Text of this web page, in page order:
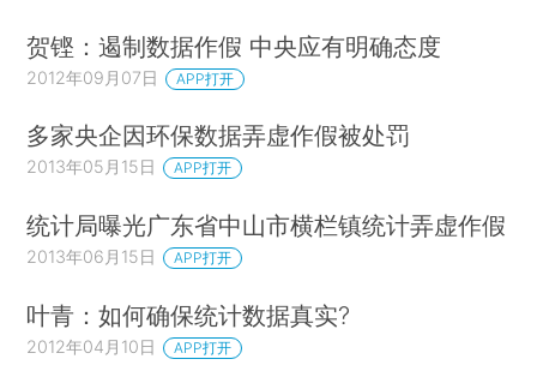
贺铿：遏制数据作假 中央应有明确态度
2012年09月07日 APP打开
多家央企因环保数据弄虚作假被处罚
2013年05月15日 APP打开
统计局曝光广东省中山市横栏镇统计弄虚作假
2013年06月15日 APP打开
叶青：如何确保统计数据真实?
2012年04月10日 APP打开